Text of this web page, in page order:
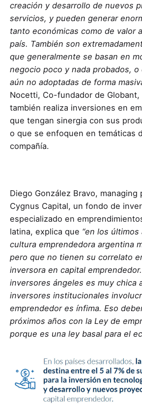
creación y desarrollo de nuevos
servicios, y pueden generar
tanto económicas como de valor
país. También son
que generalmente se basan en
negocio poco y nada probados,
aún no adoptadas de forma
Nocetti, Co-fundador de Globant,
también realiza inversiones en
que tengan sinergia con sus
o que se enfoquen en temáticas
compañía.
Diego González Bravo, managing
Cygnus Capital, un fondo de
especializado en
latina, explica que “en los
cultura emprendedora argentina
pero que no tienen su correlato
inversora en capital
inversores ángeles es muy chica
inversores institucionales
emprendedor es ínfima. Eso
próximos años con la Ley de
porque es una ley basal para el